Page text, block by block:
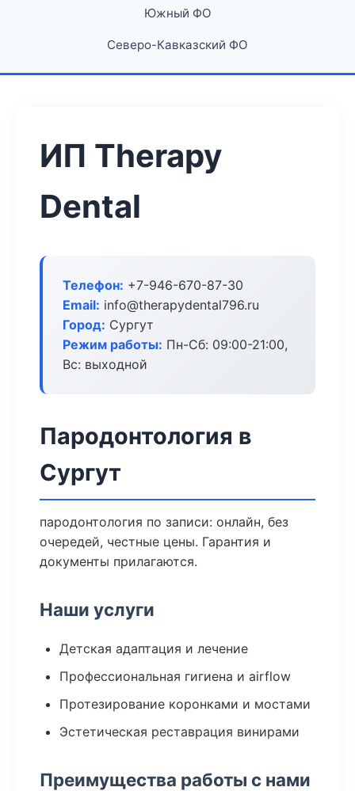
Южный ФО
Северо-Кавказский ФО
ИП Therapy
Dental
Телефон: +7-946-670-87-30
Email: info@therapydental796.ru
Город: Сургут
Режим работы: Пн-Сб: 09:00-21:00,
Вс: выходной
Пародонтология в
Сургут
пародонтология по записи: онлайн, без
очередей, честные цены. Гарантия и
документы прилагаются.
Наши услуги
Детская адаптация и лечение
Профессиональная гигиена и airflow
Протезирование коронками и мостами
Эстетическая реставрация винирами
Преимущества работы с нами